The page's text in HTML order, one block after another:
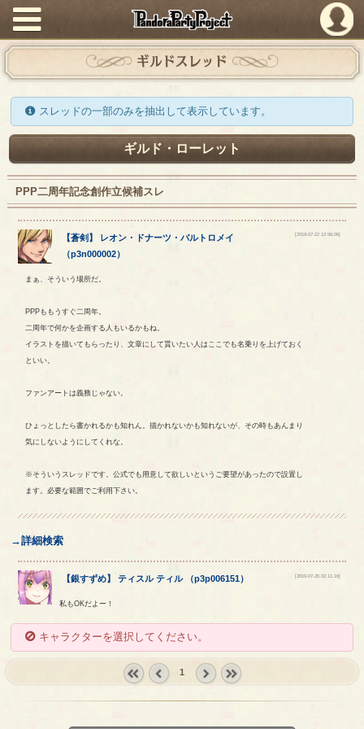
PandoraPartyProject
ギルドスレッド
スレッドの一部のみを抽出して表示しています。
ギルド・ローレット
PPP二周年記念創作立候補スレ
【蒼剣 】 レオン ・ ドナーツ ・バルトロメイ
（p3n000002）
[2019-07-22 12:56:06]
まぁ、そういう場所だ。
PPPももうすぐ二周年。
二周年で何かを企画する人もいるかもね。
イラストを描いてもらったり、文章にして貰いたい人はここでも名乗りを上げておく
といい。
ファンアートは義務じゃない。
ひょっとしたら書かれるかも知れん。描かれないかも知れないが、その時もあんまり
気にしないようにしてくれな。
※そういうスレッドです。公式でも用意して欲しいというご要望があったので設置し
ます。必要な範囲でご利用下さい。
→詳細検索
【銀すずめ】ティスル ティル（p3p006151） [2019-07-25 02:11:16]
私もOKだよー！
キャラクターを選択してください。
1